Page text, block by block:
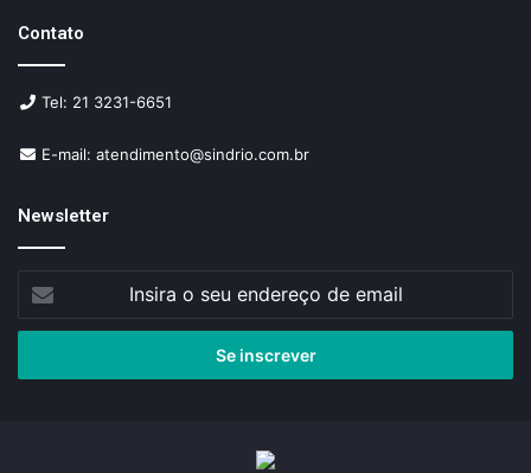
Contato
Tel: 21 3231-6651
E-mail: atendimento@sindrio.com.br
Newsletter
seu
de